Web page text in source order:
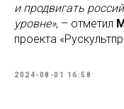
и продвигать
уровне», – отметил
проекта
2024-08-01 16:58